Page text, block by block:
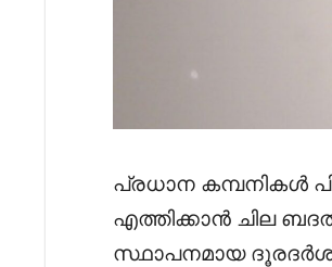
പ്രധാന കമ്പനികൾ
എത്തിക്കാൻ ചില
സ്ഥാപനമായ ദൂരദർശൻ